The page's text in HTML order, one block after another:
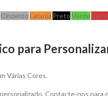
CinzentoLaranja PretoVerde
para
Várias Cores.
Contacte-nos